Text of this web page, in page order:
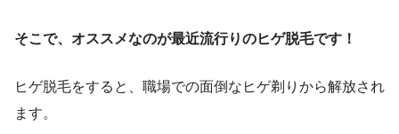
そこで、オススメなのが最近流行りのヒゲ脱毛です！
ヒゲ脱毛をすると、職場での面倒なヒゲ剃りから解放され
ます。